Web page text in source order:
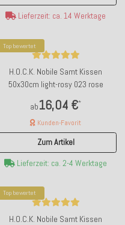
Lieferzeit: ca. 14 Werktage
Top bewertet
H.O.C.K. Nobile Samt Kissen
50x30cm light-rosy 023 rose
ab16,04 €*
Kunden-Favorit
Zum Artikel
Lieferzeit: ca. 2-4 Werktage
Top bewertet
H.O.C.K. Nobile Samt Kissen